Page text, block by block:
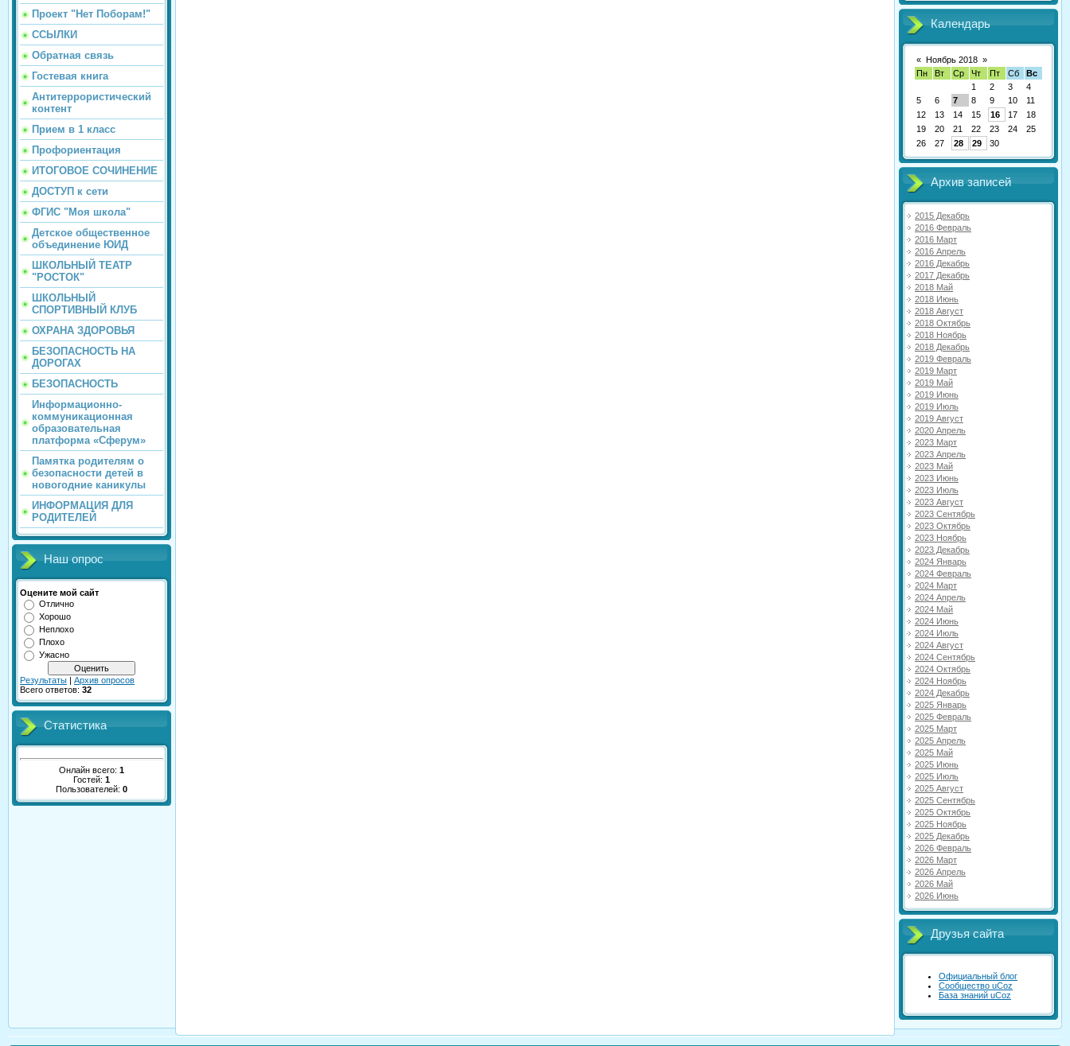
Проект "Нет Поборам!"
ССЫЛКИ
Обратная связь
Гостевая книга
Антитеррористический
контент
Прием в 1 класс
Профориентация
ИТОГОВОЕ СОЧИНЕНИЕ
ДОСТУП к сети
ФГИС "Моя школа"
Детское общественное
объединение ЮИД
ШКОЛЬНЫЙ ТЕАТР
"РОСТОК"
ШКОЛЬНЫЙ
СПОРТИВНЫЙ КЛУБ
ОХРАНА ЗДОРОВЬЯ
БЕЗОПАСНОСТЬ НА
ДОРОГАХ
БЕЗОПАСНОСТЬ
Информационно-
коммуникационная
образовательная
платформа «Сферум»
Памятка родителям о
безопасности детей в
новогодние каникулы
ИНФОРМАЦИЯ ДЛЯ
РОДИТЕЛЕЙ
Наш опрос
Оцените мой сайт
Отлично
Хорошо
Неплохо
Плохо
Ужасно
Результаты | Архив опросов
Всего ответов: 32
Статистика
Онлайн всего: 1
Гостей: 1
Пользователей: 0
Календарь
« Ноябрь 2018 »
Пн
Вт Ср Чт Пт Сб
Вс
1
2 3
4
5
6 7 8 9 10
11
12
13 14 15 16 17
18
19
20 21 22 23 24
25
26
27 28 29 30
Архив записей
2015 Декабрь
2016 Февраль
2016 Март
2016 Апрель
2016 Декабрь
2017 Декабрь
2018 Май
2018 Июнь
2018 Август
2018 Октябрь
2018 Ноябрь
2018 Декабрь
2019 Февраль
2019 Март
2019 Май
2019 Июнь
2019 Июль
2019 Август
2020 Апрель
2023 Март
2023 Апрель
2023 Май
2023 Июнь
2023 Июль
2023 Август
2023 Сентябрь
2023 Октябрь
2023 Ноябрь
2023 Декабрь
2024 Январь
2024 Февраль
2024 Март
2024 Апрель
2024 Май
2024 Июнь
2024 Июль
2024 Август
2024 Сентябрь
2024 Октябрь
2024 Ноябрь
2024 Декабрь
2025 Январь
2025 Февраль
2025 Март
2025 Апрель
2025 Май
2025 Июнь
2025 Июль
2025 Август
2025 Сентябрь
2025 Октябрь
2025 Ноябрь
2025 Декабрь
2026 Февраль
2026 Март
2026 Апрель
2026 Май
2026 Июнь
Друзья сайта
Официальный блог
Сообщество uCoz
База знаний uCoz